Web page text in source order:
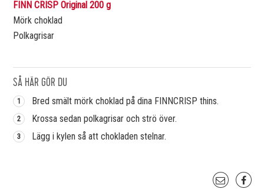
FINN CRISP Original 200 g
Mörk choklad
Polkagrisar
SÅ HÄR GÖR DU
Bred smält mörk choklad på dina FINNCRISP thins.
Krossa sedan polkagrisar och strö över.
Lägg i kylen så att chokladen stelnar.